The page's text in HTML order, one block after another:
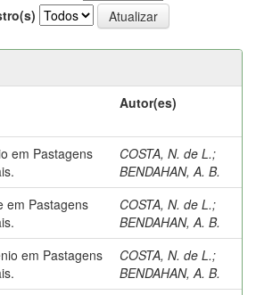
Autor(es)
em Pastagens
COSTA, N. de L.;
BENDAHAN, A. B.
em Pastagens
COSTA, N. de L.;
BENDAHAN, A. B.
em Pastagens
COSTA, N. de L.;
BENDAHAN, A. B.